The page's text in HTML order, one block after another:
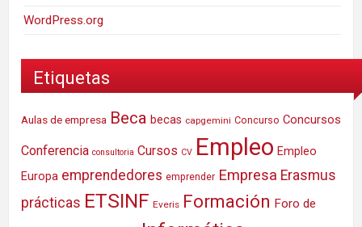
WordPress.org
Etiquetas
Aulas de empresa Beca becas capgemini Concurso Concursos
Conferencia consultoria Cursos CV Empleo Empleo
Europa emprendedores emprender Empresa Erasmus
prácticas ETSINF Everis Formación Foro de